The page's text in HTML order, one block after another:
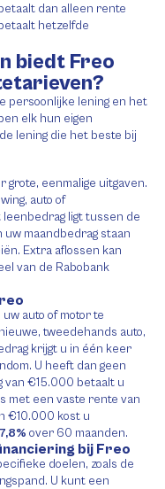
dan alleen rente
hetzelfde
biedt Freo
persoonlijke lening en het
elk hun eigen
lening die het beste bij
grote, eenmalige uitgaven.
auto of
ligt tussen de
uw maandbedrag staan
Extra aflossen kan
van de Rabobank
auto of motor te
tweedehands auto,
krijgt u in één keer
U heeft dan geen
van €15.000 betaalt u
met een vaste rente van
€10.000 kost u
7,8% over 60 maanden.
bij Freo
doelen, zoals de
U kunt een